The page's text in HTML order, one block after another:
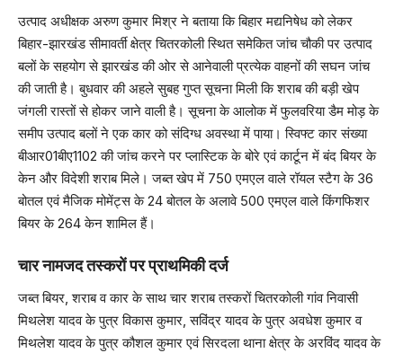
उत्पाद अधीक्षक अरुण कुमार मिश्र ने बताया कि बिहार मद्यनिषेध को लेकर
बिहार-झारखंड सीमावर्ती क्षेत्र चितरकोली स्थित समेकित जांच चौकी पर उत्पाद
बलों के सहयोग से झारखंड की ओर से आनेवाली प्रत्येक वाहनों की सघन जांच
की जाती है। बुधवार की अहले सुबह गुप्त सूचना मिली कि शराब की बड़ी खेप
जंगली रास्तों से होकर जाने वाली है। सूचना के आलोक में फुलवरिया डैम मोड़ के
समीप उत्पाद बलों ने एक कार को संदिग्ध अवस्था में पाया। स्विफ्ट कार संख्या
बीआर01बीए1102 की जांच करने पर प्लास्टिक के बोरे एवं कार्टून में बंद बियर के
केन और विदेशी शराब मिले। जब्त खेप में 750 एमएल वाले रॉयल स्टैग के 36
बोतल एवं मैजिक मोमेंट्स के 24 बोतल के अलावे 500 एमएल वाले किंगफिशर
बियर के 264 केन शामिल हैं।
चार नामजद तस्करों पर प्राथमिकी दर्ज
जब्त बियर, शराब व कार के साथ चार शराब तस्करों चितरकोली गांव निवासी
मिथलेश यादव के पुत्र विकास कुमार, सविंद्र यादव के पुत्र अवधेश कुमार व
मिथलेश यादव के पुत्र कौशल कुमार एवं सिरदला थाना क्षेत्र के अरविंद यादव के